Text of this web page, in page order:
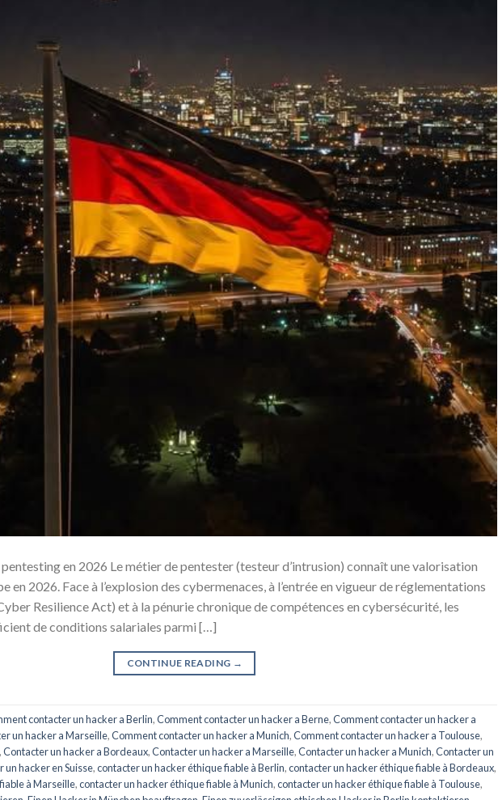
pentesting en 2026 Le métier de pentester (testeur d’intrusion) connaît une valorisation
en 2026. Face à l’explosion des cybermenaces, à l’entrée en vigueur de réglementations
Resilience Act) et à la pénurie chronique de compétences en cybersécurité, les
de conditions salariales parmi […]
CONTINUE READING →
contacter un hacker a Berlin,Comment contacter un hacker a Berne,Comment contacter un hacker a
un hacker a Marseille,Comment contacter un hacker a Munich,Comment contacter un hacker a Toulouse,
,Contacter un hacker a Bordeaux,Contacter un hacker a Marseille,Contacter un hacker a Munich,Contacter un
un hacker en Suisse,contacter un hacker éthique fiable à Berlin,contacter un hacker éthique fiable à Bordeaux,
à Marseille,contacter un hacker éthique fiable à Munich,contacter un hacker éthique fiable à Toulouse,